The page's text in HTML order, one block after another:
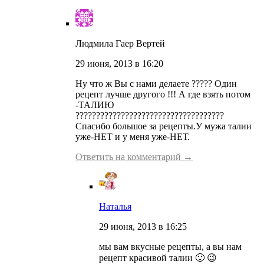
Людмила Гаер Вертей
29 июня, 2013 в 16:20
Ну что ж Вы с нами делаете ????? Один
рецепт лучше другого !!! А где взять потом
-ТАЛИЮ
????????????????????????????????????
Спасибо большое за рецепты.У мужа талии
уже-НЕТ и у меня уже-НЕТ.
Ответить на комментарий →
Наталья
29 июня, 2013 в 16:25
мы вам вкусные рецепты, а вы нам
рецепт красивой талии 🙂 😉